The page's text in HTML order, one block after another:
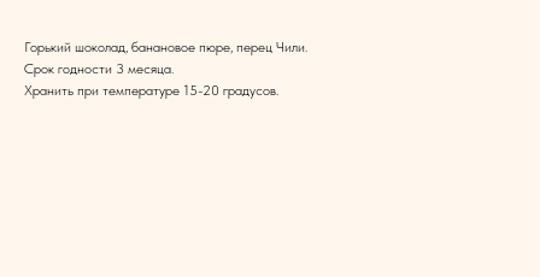
Горький шоколад, банановое пюре, перец Чили.
Срок годности 3 месяца.
Хранить при температуре 15-20 градусов.